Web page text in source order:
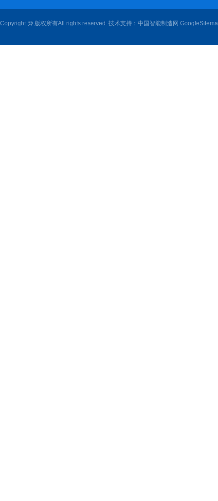
Copyright @ 版权所有All rights reserved. 技术支持： 中国智能制造网